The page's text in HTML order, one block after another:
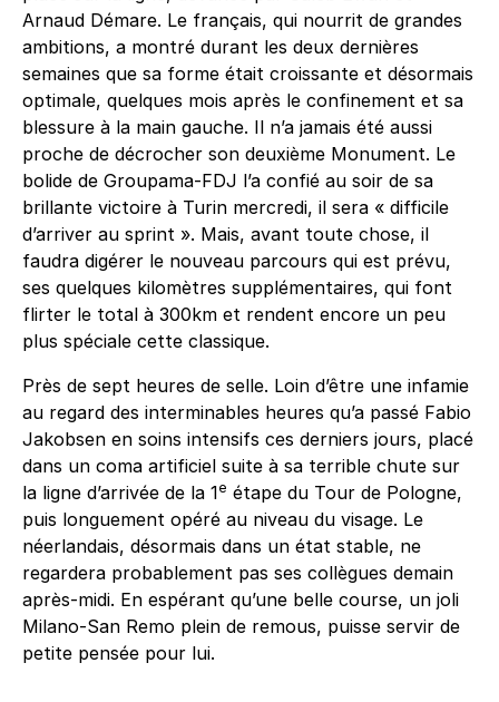
Arnaud Démare. Le français, qui nourrit de grandes
ambitions, a montré durant les deux dernières
semaines que sa forme était croissante et désormais
optimale, quelques mois après le confinement et sa
blessure à la main gauche. Il n’a jamais été aussi
proche de décrocher son deuxième Monument. Le
bolide de Groupama-FDJ l’a confié au soir de sa
brillante victoire à Turin mercredi, il sera « difficile
d’arriver au sprint ». Mais, avant toute chose, il
faudra digérer le nouveau parcours qui est prévu,
ses quelques kilomètres supplémentaires, qui font
flirter le total à 300km et rendent encore un peu
plus spéciale cette classique.
Près de sept heures de selle. Loin d’être une infamie
au regard des interminables heures qu’a passé Fabio
Jakobsen en soins intensifs ces derniers jours, placé
dans un coma artificiel suite à sa terrible chute sur
la ligne d’arrivée de la 1e étape du Tour de Pologne,
puis longuement opéré au niveau du visage. Le
néerlandais, désormais dans un état stable, ne
regardera probablement pas ses collègues demain
après-midi. En espérant qu’une belle course, un joli
Milano-San Remo plein de remous, puisse servir de
petite pensée pour lui.